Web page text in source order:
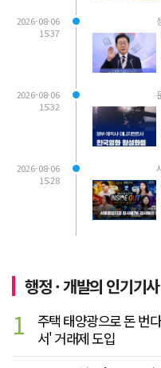
2026-08-06
15:37
2026-08-06
15:32
2026-08-06
15:28
행정 · 개발의 인기기사
1
주택 태양광으로 돈 번
서' 거래제 도입